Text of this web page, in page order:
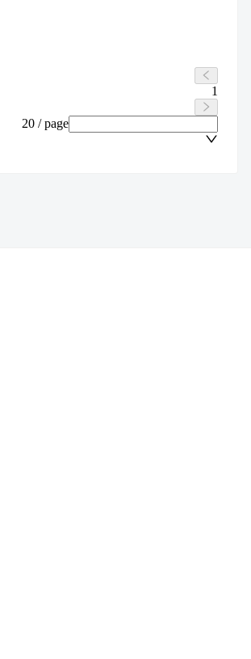
1
20 / page